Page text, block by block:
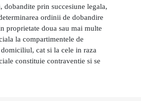
dobandite prin succesiune legala,
ordinii de dobandire
proprietate doua sau mai multe
la compartimentele de
cat si la cele in raza
constituie contraventie si se